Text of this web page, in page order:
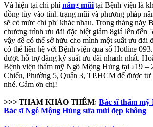
Và hiện tại chi phínâng mũi tại Bệnh viện là
đồng tùy vào tình trạng mũi và phương pháp
sẽ có mức chi phí khác nhau. Trong tháng này
chương trình ưu đãi đặc biệt giảm 8giá lên đến
vậy để có thể sở hữu cho mình một suất ưu đãi
có thể liên hệ với Bệnh viện qua số Hotline
được hỗ trợ đăng ký suất ưu đãi nhanh nhất.
Bệnh viện thẩm mỹ Ngô Mộng Hùng tại 219 –
Chiểu, Phường 5, Quận 3, TP.HCM để được tư
nhé. Cảm ơn chị!
>>> THAM KHẢO THÊM: Bác sĩ thẩm mỹ
Bác sĩ Ngô Mộng Hùng sửa mũi đẹp không